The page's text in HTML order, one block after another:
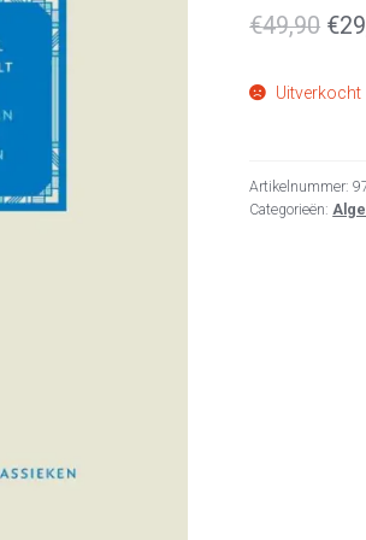
€49,90
was:
€
Uitverkocht
Artikelnummer:
Categorieën: